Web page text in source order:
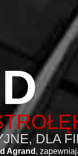
DLA
Agrand ,